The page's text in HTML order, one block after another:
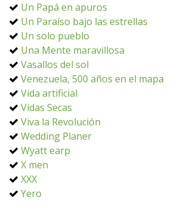
Un Papá en apuros
Un Paraíso bajo las estrellas
Un solo pueblo
Una Mente maravillosa
Vasallos del sol
Venezuela, 500 años en el mapa
Vida artificial
Vidas Secas
Viva la Revolución
Wedding Planer
Wyatt earp
X men
XXX
Yero